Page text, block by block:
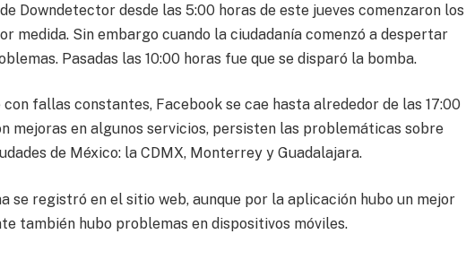
Downdetector desde las 5:00 horas de este jueves comenzaron los
medida. Sin embargo cuando la ciudadanía comenzó a despertar
Pasadas las 10:00 horas fue que se disparó la bomba.
fallas constantes, Facebook se cae hasta alrededor de las 17:00
mejoras en algunos servicios, persisten las problemáticas sobre
de México: la CDMX, Monterrey y Guadalajara.
se registró en el sitio web, aunque por la aplicación hubo un mejor
también hubo problemas en dispositivos móviles.